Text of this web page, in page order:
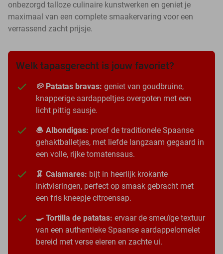
onbezorgd talloze culinaire kunstwerken en geniet je
maximaal van een complete smaakervaring voor een
verrassend zacht prijsje.
Welk tapasgerecht is jouw favoriet?
🥔 Patatas bravas: geniet van goudbruine,
knapperige aardappeltjes overgoten met een
licht pittig sausje.
🧆 Albondigas: proef de traditionele Spaanse
gehaktballetjes, met liefde langzaam gegaard in
een volle, rijke tomatensaus.
🦑 Calamares: bijt in heerlijk krokante
inktvisringen, perfect op smaak gebracht met
een fris kneepje citroensap.
🍳 Tortilla de patatas: ervaar de smeuïge textuur
van een authentieke Spaanse aardappelomelet
bereid met verse eieren en zachte ui.